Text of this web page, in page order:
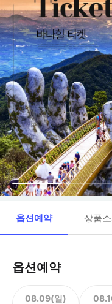
옵션예약 상품
옵션예약
08.09(일)